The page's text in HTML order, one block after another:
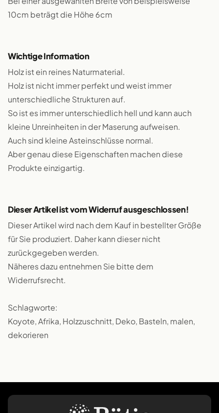
10cm beträgt die Höhe 6cm
Wichtige Information
Holz ist ein reines Naturmaterial.
Holz ist nicht immer perfekt und weist immer
unterschiedliche Strukturen auf.
So ist es immer unterschiedlich hell und kann auch
kleine Unreinheiten in der Maserung aufweisen.
Auch sind kleine Asteinschlüsse normal.
Aber genau diese Eigenschaften machen diese
Produkte einzigartig.
Dieser Artikel ist vom Widerruf ausgeschlossen!
Dieser Artikel wird nach dem Kauf in bestellter Größe
für Sie produziert. Daher kann dieser nicht
zurückgegeben werden.
Näheres dazu entnehmen Sie bitte dem
Widerrufsrecht.
Schlagworte:
Koyote, Afrika, Holzzuschnitt, Deko, Basteln, malen,
dekorieren